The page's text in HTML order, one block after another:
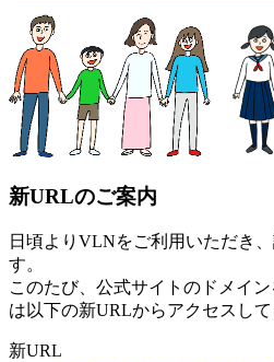
新URLのご案内
日頃よりVLNをご利用いただき
す。
このたび、公式サイトのドメイン
は以下の新URLからアクセスして
新URL